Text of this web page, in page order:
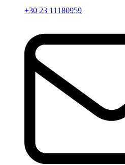
+30 23 11180959